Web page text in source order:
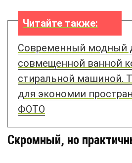
Читайте также:
Современный модный
совмещенной ванной
стиральной машиной.
для экономии
ФОТО
Скромный, но